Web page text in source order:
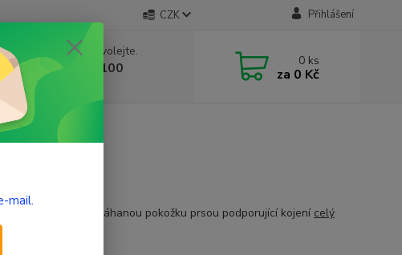
CZK Přihlášení
Nevíte si rady? Zavolejte.
+420 603 332 100
(Po-Pá, 10-17 hod.)
0 ks
za 0 Kč
Šetrná péče o namáhanou pokožku prsou podporující kojení celý
mail.